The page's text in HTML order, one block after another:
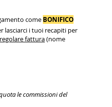
come BONIFICO
lasciarci i tuoi recapiti per
fattura(nome
le commissioni del